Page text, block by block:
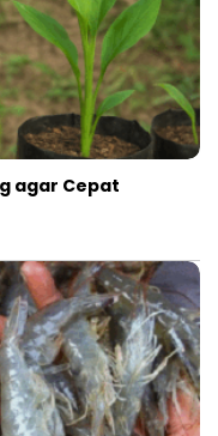
agar Cepat